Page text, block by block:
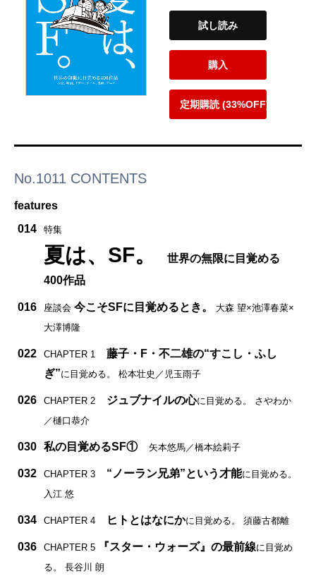
試し読み
購入
定期購読 (33%OFF)
No.1011 CONTENTS
features
014
特集
夏は、SF。
世界の無限に目覚める
400作品
016 座談会 今こそSFに目覚めるとき。
大森 望×池澤春菜×
大澤博隆
022 CHAPTER 1
藤子・F・不二雄の“すこし・ふし
ぎ”に目覚める。 松本壮史／児玉雨子
026 CHAPTER 2 ジュブナイルの心に目覚める。 さやわか
／樋口恭介
030 私の目覚めるSF① 矢本悠馬／橋本絵莉子
032 CHAPTER 3 “ノーラン兄弟”という才能に目覚める。
入江 悠
034 CHAPTER 4 ヒトとはなにかに目覚める。 須藤古都離
036 CHAPTER 5 『スター・ウォーズ』の最前線に目覚め
る。 長谷川 朗